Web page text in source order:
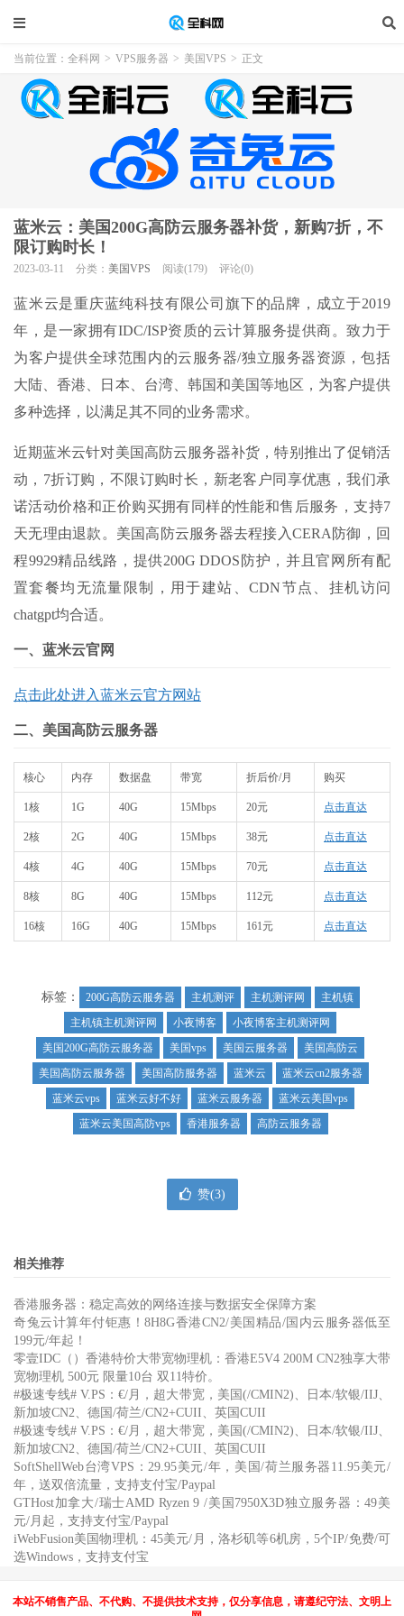
当前位置： 全科网 > VPS服务器 > 美国VPS > 正文
蓝米云：美国200G高防云服务器补货，新购7折，不
限订购时长！
2023-03-11 分类： 美国VPS 阅读(179) 评论(0)
蓝米云是重庆蓝纯科技有限公司旗下的品牌，成立于2019
年，是一家拥有IDC/ISP资质的云计算服务提供商。致力于
为客户提供全球范围内的云服务器/独立服务器资源，包括
大陆、香港、日本、台湾、韩国和美国等地区，为客户提供
多种选择，以满足其不同的业务需求。
近期蓝米云针对美国高防云服务器补货，特别推出了促销活
动，7折订购，不限订购时长，新老客户同享优惠，我们承
诺活动价格和正价购买拥有同样的性能和售后服务，支持7
天无理由退款。美国高防云服务器去程接入CERA防御，回
程9929精品线路，提供200G DDOS防护，并且官网所有配
置套餐均无流量限制，用于建站、CDN节点、挂机访问
chatgpt均合适。
一、蓝米云官网
点击此处进入蓝米云官方网站
二、美国高防云服务器
核心 内存 数据盘 带宽 折后价/月 购买
1核 1G 40G 15Mbps 20元 点击直达
2核 2G 40G 15Mbps 38元 点击直达
4核 4G 40G 15Mbps 70元 点击直达
8核 8G 40G 15Mbps 112元 点击直达
16核 16G 40G 15Mbps 161元 点击直达
标签： 200G高防云服务器 主机测评 主机测评网
主机镇
主机镇主机测评网
小夜博客
小夜博客主机测评网
美国200G高防云服务器
美国vps 美国云服务器
美国高防云
美国高防云服务器
美国高防服务器 蓝米云
蓝米云cn2服务器
蓝米云vps
蓝米云好不好 蓝米云服务器
蓝米云美国vps
蓝米云美国高防vps
香港服务器 高防云服务器
赞(3)
相关推荐
香港服务器：稳定高效的网络连接与数据安全保障方案
奇兔云计算年付钜惠！8H8G香港CN2/美国精品/国内云服务器低至
199元/年起！
零壹IDC（）香港特价大带宽物理机：香港E5V4 200M CN2独享大带
宽物理机 500元 限量10台 双11特价。
#极速专线# V.PS：€/月，超大带宽，美国(/CMIN2)、日本/软银/IIJ、
新加坡CN2、德国/荷兰/CN2+CUII、英国CUII
#极速专线# V.PS：€/月，超大带宽，美国(/CMIN2)、日本/软银/IIJ、
新加坡CN2、德国/荷兰/CN2+CUII、英国CUII
SoftShellWeb台湾VPS：29.95美元/年，美国/荷兰服务器11.95美元/
年，送双倍流量，支持支付宝/Paypal
GTHost加拿大/瑞士AMD Ryzen 9 /美国7950X3D独立服务器：49美
元/月起，支持支付宝/Paypal
iWebFusion美国物理机：45美元/月，洛杉矶等6机房，5个IP/免费/可
选Windows，支持支付宝
本站不销售产品、不代购、不提供技术支持，仅分享信息，请遵纪守法、文明上